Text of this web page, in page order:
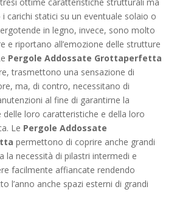
carichi statici su un eventuale solaio o
in legno, invece, sono molto
e riportano all’emozione delle strutture
Pergole Addossate Grottaperfetta
trasmettono una sensazione di
ma, di contro, necessitano di
al fine di garantirne la
delle loro caratteristiche e della loro
Le Pergole Addossate
permettono di coprire anche grandi
la necessità di pilastri intermedi e
facilmente affiancate rendendo
l’anno anche spazi esterni di grandi